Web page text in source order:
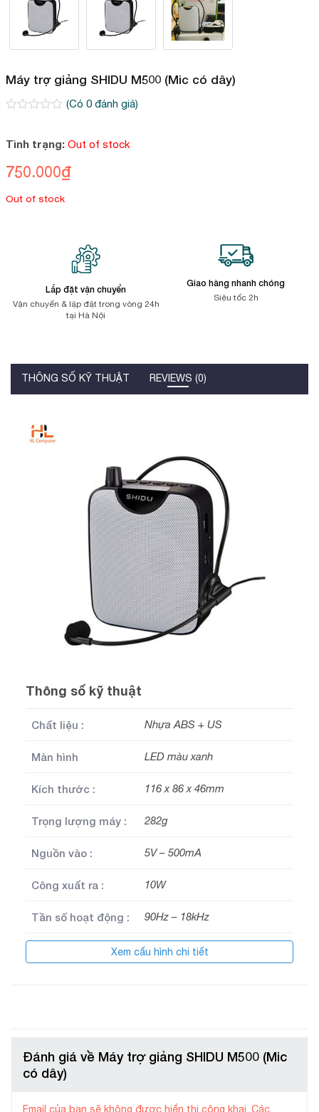
Máy trợ giảng SHIDU M500 (Mic có dây)
5
đánh
(Có 0đánh giá)
Tình trạng: Out of stock
750.000₫
Out of stock
Lắp đặt vận chuyển
Vận chuyển & lặp đặt trong vòng 24h
tại Hà Nội
Giao hàng nhanh chóng
Siêu tốc 2h
THÔNG SỐ KỸ THUẬT REVIEWS (0)
Thông số kỹ thuật
Chất liệu : Nhựa ABS + US
Màn hình LED màu xanh
Kích thước : 116 x 86 x 46mm
Trọng lượng máy : 282g
Nguồn vào : 5V – 500mA
Công xuất ra : 10W
Tần số hoạt động : 90Hz – 18kHz
Thời gian sử dụng
:
12 – 15 giờ
Màu sắc : Đen pha trắng
dây đeo máy , sạc pin và dây
Xem cấu hình chi tiết
Đánh giá về Máy trợ giảng SHIDU M500 (Mic
có dây)
Email của bạn sẽ không được hiển thị công khai. Các